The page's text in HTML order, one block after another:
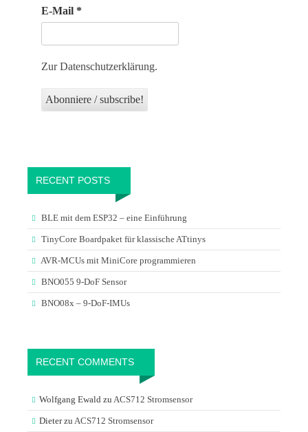
E-Mail *
Zur Datenschutzerklärung.
RECENT POSTS
BLE mit dem ESP32 – eine Einführung
TinyCore Boardpaket für klassische ATtinys
AVR-MCUs mit MiniCore programmieren
BNO055 9-DoF Sensor
BNO08x – 9-DoF-IMUs
RECENT COMMENTS
Wolfgang Ewald zu ACS712 Stromsensor
Dieterzu ACS712 Stromsensor